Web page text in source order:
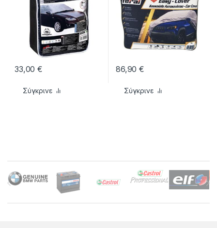
33,00€
Σύγκρινε
86,90€
Σύγκρινε
Brands Carousel